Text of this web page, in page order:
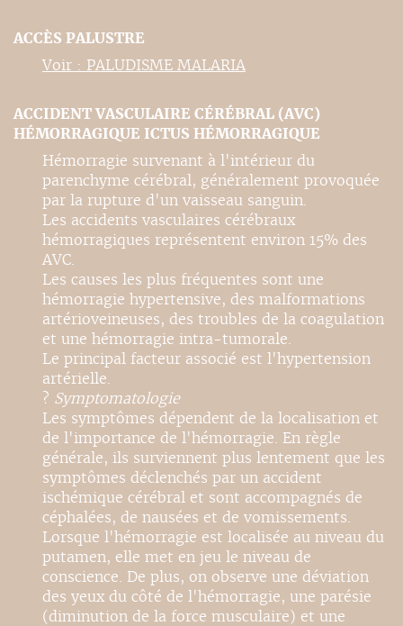
ACCÈS PALUSTRE
Voir : PALUDISME MALARIA
ACCIDENT VASCULAIRE CÉRÉBRAL (AVC)
HÉMORRAGIQUE ICTUS HÉMORRAGIQUE
Hémorragie survenant à l'intérieur du
parenchyme cérébral, généralement provoquée
par la rupture d'un vaisseau sanguin.
Les accidents vasculaires cérébraux
hémorragiques représentent environ 15% des
AVC.
Les causes les plus fréquentes sont une
hémorragie hypertensive, des malformations
artérioveineuses, des troubles de la coagulation
et une hémorragie intra-tumorale.
Le principal facteur associé est l'hypertension
artérielle.
? Symptomatologie
Les symptômes dépendent de la localisation et
de l'importance de l'hémorragie. En règle
générale, ils surviennent plus lentement que les
symptômes déclenchés par un accident
ischémique cérébral et sont accompagnés de
céphalées, de nausées et de vomissements.
Lorsque l'hémorragie est localisée au niveau du
putamen, elle met en jeu le niveau de
conscience. De plus, on observe une déviation
des yeux du côté de l'hémorragie, une parésie
(diminution de la force musculaire) et une